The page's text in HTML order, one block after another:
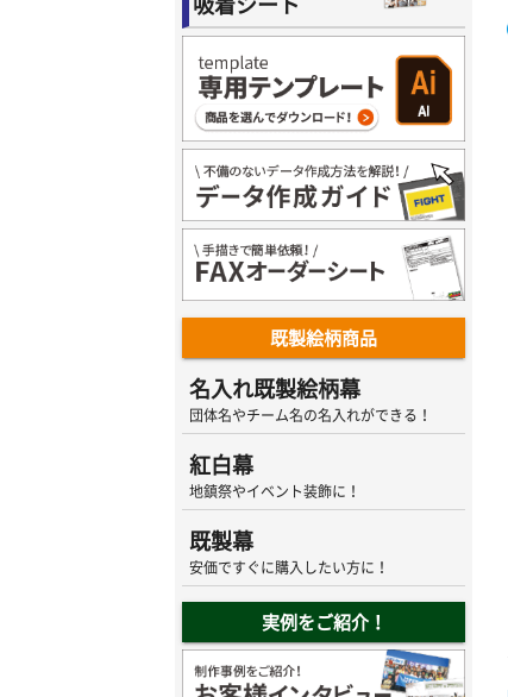
既製絵柄商品
名入れ既製絵柄幕
団体名やチーム名の名入れができる！
紅白幕
地鎮祭やイベント装飾に！
既製幕
安価ですぐに購入したい方に！
実例をご紹介！